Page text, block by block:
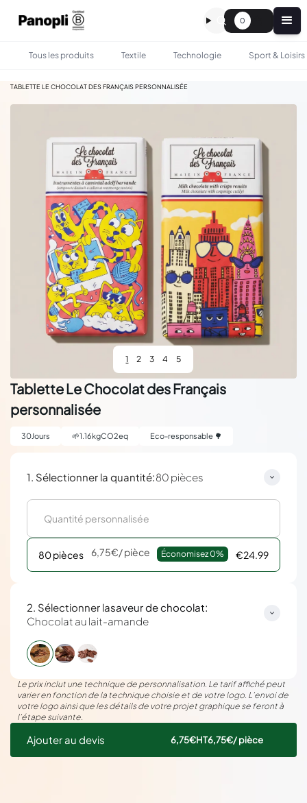
0
Tous les produits Textile Technologie Sport & Loisirs
TABLETTE LE CHOCOLAT DES FRANÇAIS PERSONNALISÉE
1 2 3 4 5
Tablette Le Chocolat des Français
personnalisée
30Jours 🌱1.16kgCO2eq Eco-responsable 🌳
1. Sélectionner la quantité:80 pièces
80 pièces 6,75€/ pièce Économisez 0% €24.99
2. Sélectionner lasaveur de chocolat:
Chocolat au lait-amande
Le prix inclut une technique de personnalisation. Le tarif affiché peut
varier en fonction de la technique choisie et de votre logo. L’envoi de
votre logo ainsi que les détails de votre projet graphique se feront à
l’étape suivante.
Ajouter au devis 6,75€HT6,75€/ pièce